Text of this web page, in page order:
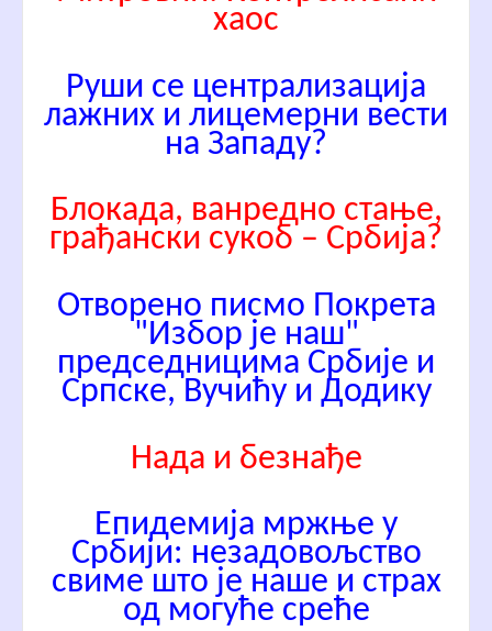
хаос
Руши се централизација
лажних и лицемерни вести
на Западу?
Блокада, ванредно стање,
грађански сукоб – Србија?
Отворено писмо Покрета
"Избор је наш"
председницима Србије и
Српске, Вучићу и Додику
Нада и безнађе
Епидемија мржње у
Србији: незадовољство
свиме што је наше и страх
од могуће среће